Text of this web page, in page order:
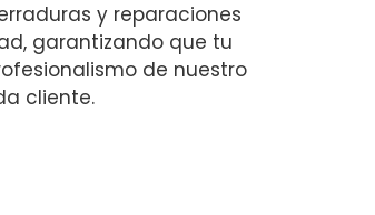
y reparaciones
garantizando que tu
de nuestro
cliente.